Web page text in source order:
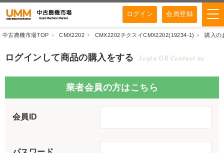
ログイン 会員登録
中古農機市場TOP CMX2202 CMX2202チクスイCMX2202(19234-1) 購入の
ログインして商品の購入をする Login OR Contact us
業者会員の方はこちら
会員ID